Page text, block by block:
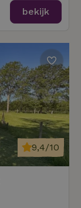
bekijk
9,4/10